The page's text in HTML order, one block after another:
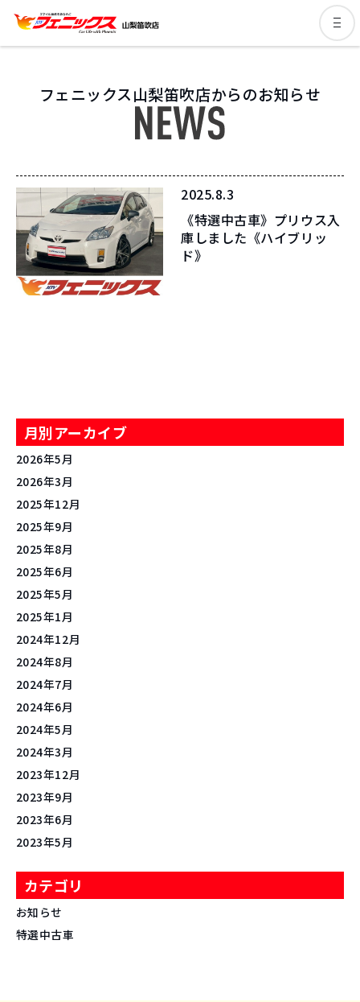
フェニックス山梨笛吹店からのお知らせ
2025.8.3
《特選中古車》プリウス入
庫しました《ハイブリッ
ド》
月別アーカイブ
2026年5月
2026年3月
2025年12月
2025年9月
2025年8月
2025年6月
2025年5月
2025年1月
2024年12月
2024年8月
2024年7月
2024年6月
2024年5月
2024年3月
2023年12月
2023年9月
2023年6月
2023年5月
カテゴリ
お知らせ
特選中古車